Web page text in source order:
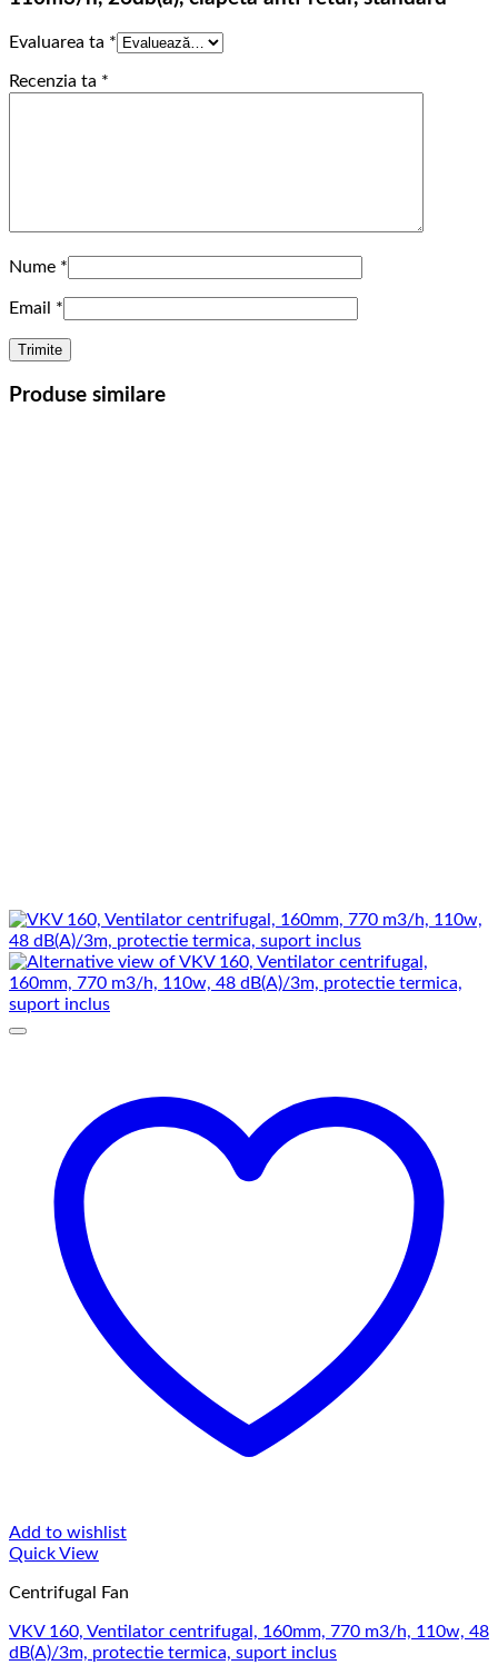
Evaluarea ta *
Recenzia ta *
Nume *
Email *
Produse similare
Add to wishlist
Quick View
Centrifugal Fan
VKV 160, Ventilator centrifugal, 160mm, 770 m3/h, 110w, 48
dB(A)/3m, protectie termica, suport inclus